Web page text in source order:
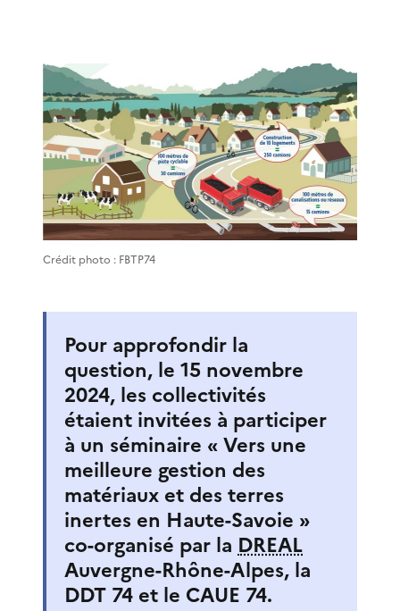
Crédit photo : FBTP74
Pour approfondir la
question, le 15 novembre
2024, les collectivités
étaient invitées à participer
à un séminaire « Vers une
meilleure gestion des
matériaux et des terres
inertes en Haute-Savoie »
co-organisé par la DREAL
Auvergne-Rhône-Alpes, la
DDT 74 et le CAUE 74.